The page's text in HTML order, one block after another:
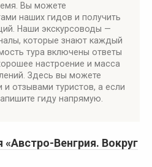
Вы можете
наших гидов и получить
Наши экскурсоводы —
которые знают каждый
тура включены ответы
настроение и масса
Здесь вы можете
отзывами туристов, а если
гиду напрямую.
«Австро-Венгрия. Вокруг